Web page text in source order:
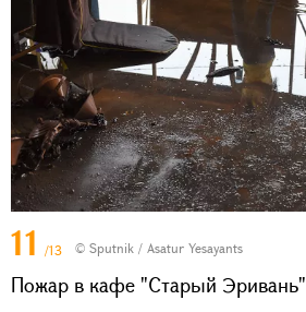
11 /13 © Sputnik / Asatur Yesayants
Пожар в кафе "Старый Эривань"